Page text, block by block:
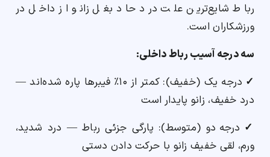
رباط شایع‌ترین علت درد حاد بغل زانو از داخل در
ورزشکاران است.
سه درجه آسیب رباط داخلی:
✓
درجه یک (خفیف): کمتر از ۱۰٪ فیبرها پاره شده‌اند —
درد خفیف، زانو پایدار است
✓ درجه دو (متوسط): پارگی جزئی رباط — درد شدید،
ورم، لقی خفیف زانو با حرکت دادن دستی